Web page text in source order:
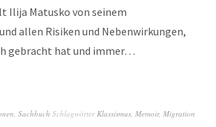
Ilija Matusko von seinem
allen Risiken und Nebenwirkungen,
gebracht hat und immer…
Sachbuch Schlagwörter Klassismus Memoir, Migration